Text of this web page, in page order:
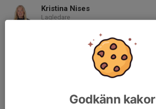
Kristina Nises
Lagledare
kristina.nises@gmail.com
anders.gozzi@aikhockey.se
Godkänn kakor